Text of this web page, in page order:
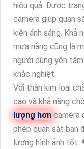
hiệu quả. Được
camera giúp quan
kiện ánh sáng. Khả
mưa nắng cũng là
người dùng yên
khắc nghiệt.
Với thân kim loại
cao và khả năng
lượng hơn camera
phép quan sát ban
lượng hình ảnh